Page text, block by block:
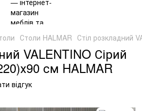
Столи HALMAR Стіл розкладний
VALENTINO Сірий
см HALMAR
відгук